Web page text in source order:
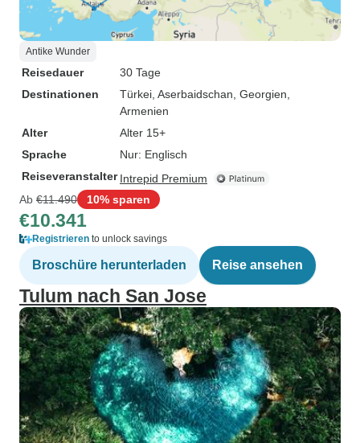
Antike Wunder
Reisedauer
30 Tage
Destinationen
Türkei , Aserbaidschan , Georgien
Armenien
Alter
Alter 15+
Sprache
Nur: Englisch
Reiseveranstalter Intrepid Premium
Ab €11.490 10% sparen
€10.341
Registrieren to unlock savings
Broschüre herunterladen Reise ansehen
Tulum nach San Jose